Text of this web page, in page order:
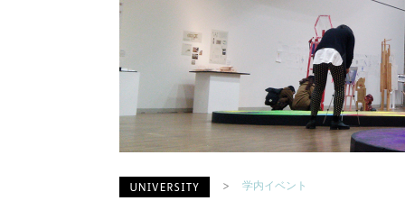
学内イベント